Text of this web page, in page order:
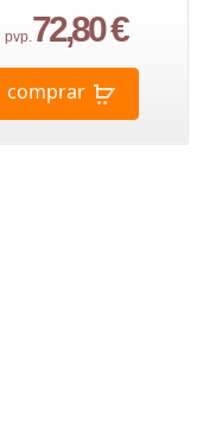
pvp.72,80 €
comprar